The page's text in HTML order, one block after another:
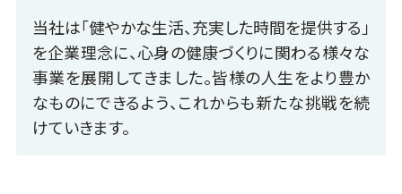
当社は「健やかな生活、充実した時間を提供する」
を企業理念に、心身の健康づくりに関わる様々な
事業を展開してきました。皆様の人生をより豊か
なものにできるよう、これからも新たな挑戦を続
けていきます。